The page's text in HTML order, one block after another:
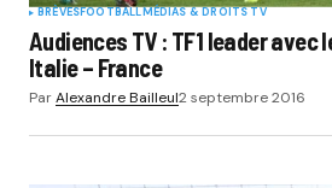
BRÈVESFOOTBALLMÉDIAS & DROITS TV
Audiences TV : TF1 leader avec
Italie – France
ParAlexandre Bailleul2 septembre 2016